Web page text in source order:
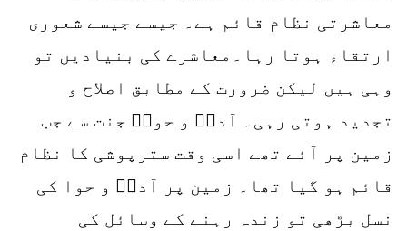
معاشرتی نظام قائم ہے۔ جیسے جیسے شعوری
ارتقاء ہوتا رہا۔معاشرے کی بنیادیں تو
وہی ہیں لیکن ضرورت کے مطابق اصلاح و
تجدید ہوتی رہی۔ آدمؑ و حواؑ جنت سے جب
زمین پر آئے تھے اسی وقت سترپوشی کا نظام
قائم ہو گیا تھا۔ زمین پر آدمؑ و حوا کی
نسل بڑھی تو زندہ رہنے کے وسائل کی